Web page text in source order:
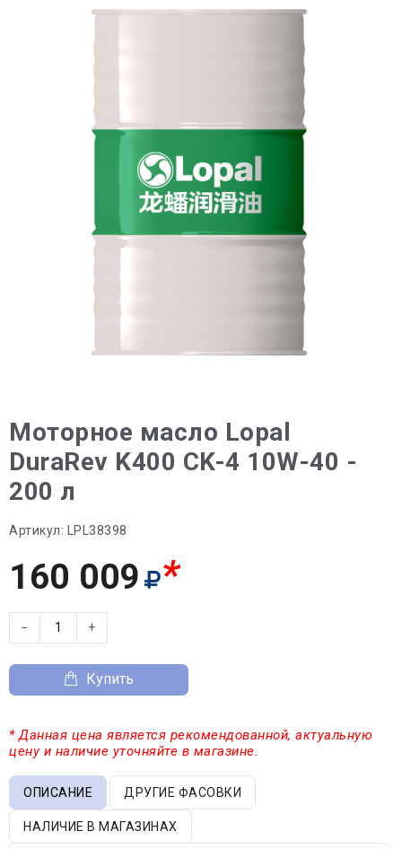
Моторное масло Lopal
DuraRev K400 CK-4 10W-40 -
200 л
Артикул: LPL38398
160 009 *
− +
Купить
* Данная цена является рекомендованной, актуальную
цену и наличие уточняйте в магазине.
ОПИСАНИЕ ДРУГИЕ ФАСОВКИ
НАЛИЧИЕ В МАГАЗИНАХ